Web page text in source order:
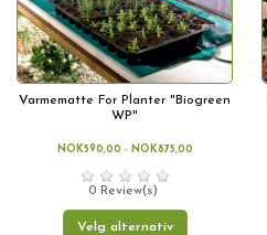
Varmematte For Planter "Biogreen
WP"
NOK590,00 - NOK875,00
0 Review(s)
Velg alternativ